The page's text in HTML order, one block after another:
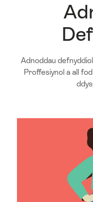
Adnoddau
Proffesiynol a all